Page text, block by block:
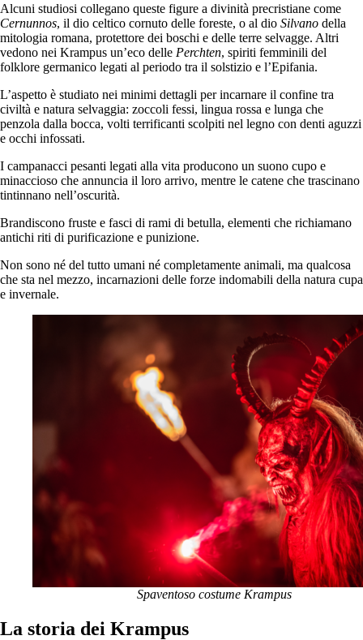
Alcuni studiosi collegano queste figure a divinità precristiane come
Cernunnos, il dio celtico cornuto delle foreste, o al dio Silvano della
mitologia romana, protettore dei boschi e delle terre selvagge. Altri
vedono nei Krampus un’eco delle Perchten, spiriti femminili del
folklore germanico legati al periodo tra il solstizio e l’Epifania.
L’aspetto è studiato nei minimi dettagli per incarnare il confine tra
civiltà e natura selvaggia: zoccoli fessi, lingua rossa e lunga che
penzola dalla bocca, volti terrificanti scolpiti nel legno con denti aguzzi
e occhi infossati.
I campanacci pesanti legati alla vita producono un suono cupo e
minaccioso che annuncia il loro arrivo, mentre le catene che trascinano
tintinnano nell’oscurità.
Brandiscono fruste e fasci di rami di betulla, elementi che richiamano
antichi riti di purificazione e punizione.
Non sono né del tutto umani né completamente animali, ma qualcosa
che sta nel mezzo, incarnazioni delle forze indomabili della natura cupa
e invernale.
Spaventoso costume Krampus
La storia dei Krampus